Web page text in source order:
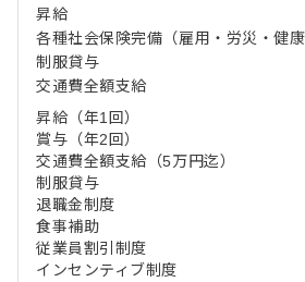
昇給
各種社会保険完備（雇用・労災・健康
制服貸与
交通費全額支給
昇給（年1回）
賞与（年2回）
交通費全額支給（5万円迄）
制服貸与
退職金制度
食事補助
従業員割引制度
インセンティブ制度